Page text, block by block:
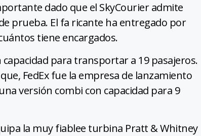
dado que el SkyCourier admite
prueba. El fa ricante ha entregado por
tiene encargados.
para transportar a 19 pasajeros.
FedEx fue la empresa de lanzamiento
versión combi con capacidad para 9
la muy fiablee turbina Pratt & Whitney